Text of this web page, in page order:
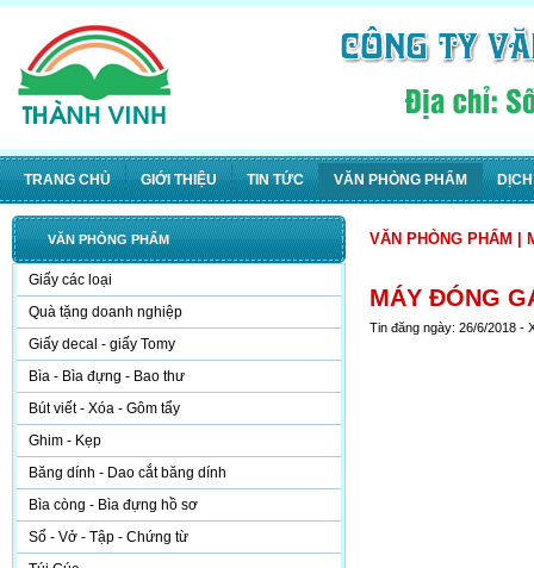
TRANG CHỦ GIỚI THIỆU TIN TỨC VĂN PHÒNG PHẨM
VĂN PHÒNG PHẨM
Giấy các loại
Quà tặng doanh nghiệp
Giấy decal - giấy Tomy
Bìa - Bìa đựng - Bao thư
Bút viết - Xóa - Gôm tẩy
Ghim - Kẹp
Băng dính - Dao cắt băng dính
Bìa còng - Bìa đựng hồ sơ
Sổ - Vở - Tập - Chứng từ
VĂN PHÒNG PHẨM
MÁY ĐÓNG
Tin đăng ngày: 26/6/2018 -